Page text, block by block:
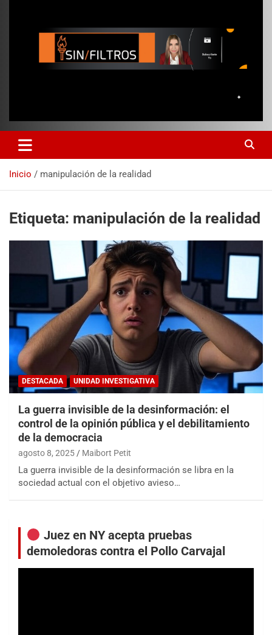
Inicio manipulación de la realidad
Etiqueta: manipulación de la realidad
DESTACADA UNIDAD INVESTIGATIVA
La guerra invisible de la desinformación: el
control de la opinión pública y el debilitamiento
de la democracia
agosto 8, 2025 Maibort Petit
La guerra invisible de la desinformación se libra en la
sociedad actual con el objetivo avieso…
Juez en NY acepta pruebas
demoledoras contra el Pollo Carvajal